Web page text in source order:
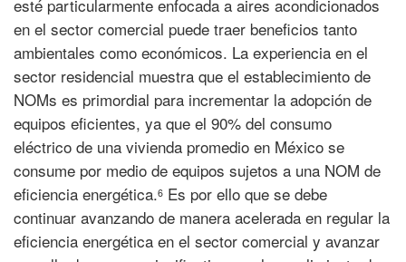
esté particularmente enfocada a aires acondicionados
en el sector comercial puede traer beneficios tanto
ambientales como económicos. La experiencia en el
sector residencial muestra que el establecimiento de
NOMs es primordial para incrementar la adopción de
equipos eficientes, ya que el 90% del consumo
eléctrico de una vivienda promedio en México se
consume por medio de equipos sujetos a una NOM de
eficiencia energética.6 Es por ello que se debe
continuar avanzando de manera acelerada en regular la
eficiencia energética en el sector comercial y avanzar